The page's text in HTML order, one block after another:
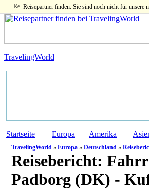
Reisepartner finden: Sie sind noch nicht für unsere
TravelingWorld
Startseite Europa Amerika
TravelingWorld » Europa » Deutschland »
Reisebericht:
Padborg (DK) -